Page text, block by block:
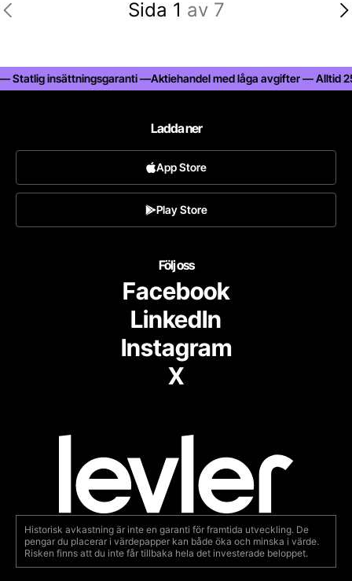
Sida 1 av 7
insättningsgaranti —Aktiehandel med låga avgifter — Alltid
Ladda ner
App Store
Play Store
Följ oss
Facebook
LinkedIn
Instagram
X
Historisk avkastning är inte en garanti för framtida utveckling. De
pengar du placerar i värdepapper kan både öka och minska i värde.
Risken finns att du inte får tillbaka hela det investerade beloppet.